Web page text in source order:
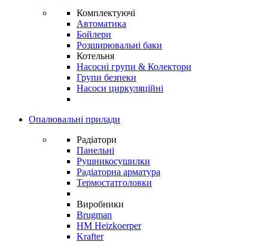
Комплектуючі
Автоматика
Бойлери
Розширювальні баки
Котельня
Насосні групи & Колектори
Групи безпеки
Насоси циркуляційні
Опалювальні прилади
Радіатори
Панельні
Рушникосушилки
Радіаторна арматура
Термостатголовки
Виробники
Brugman
HM Heizkoerper
Krafter